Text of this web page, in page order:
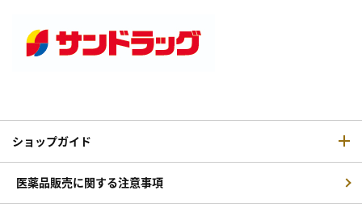
ショップガイド
医薬品販売に関する注意事項